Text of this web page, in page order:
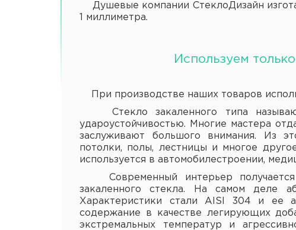
Душевые компании СтеклоДизайн
1 миллиметра.
Используем
При производстве наших товаров
Стекло закаленного типа
удароустойчивостью. Многие мастера
заслуживают большого внимания. Из
потолки, полы, лестницы и многое
используется в автомобилестроении,
Современный интерьер получается
закаленного стекла. На самом деле
Характеристики стали AISI 304 и ее
содержание в качестве легирующих
экстремальных температур и